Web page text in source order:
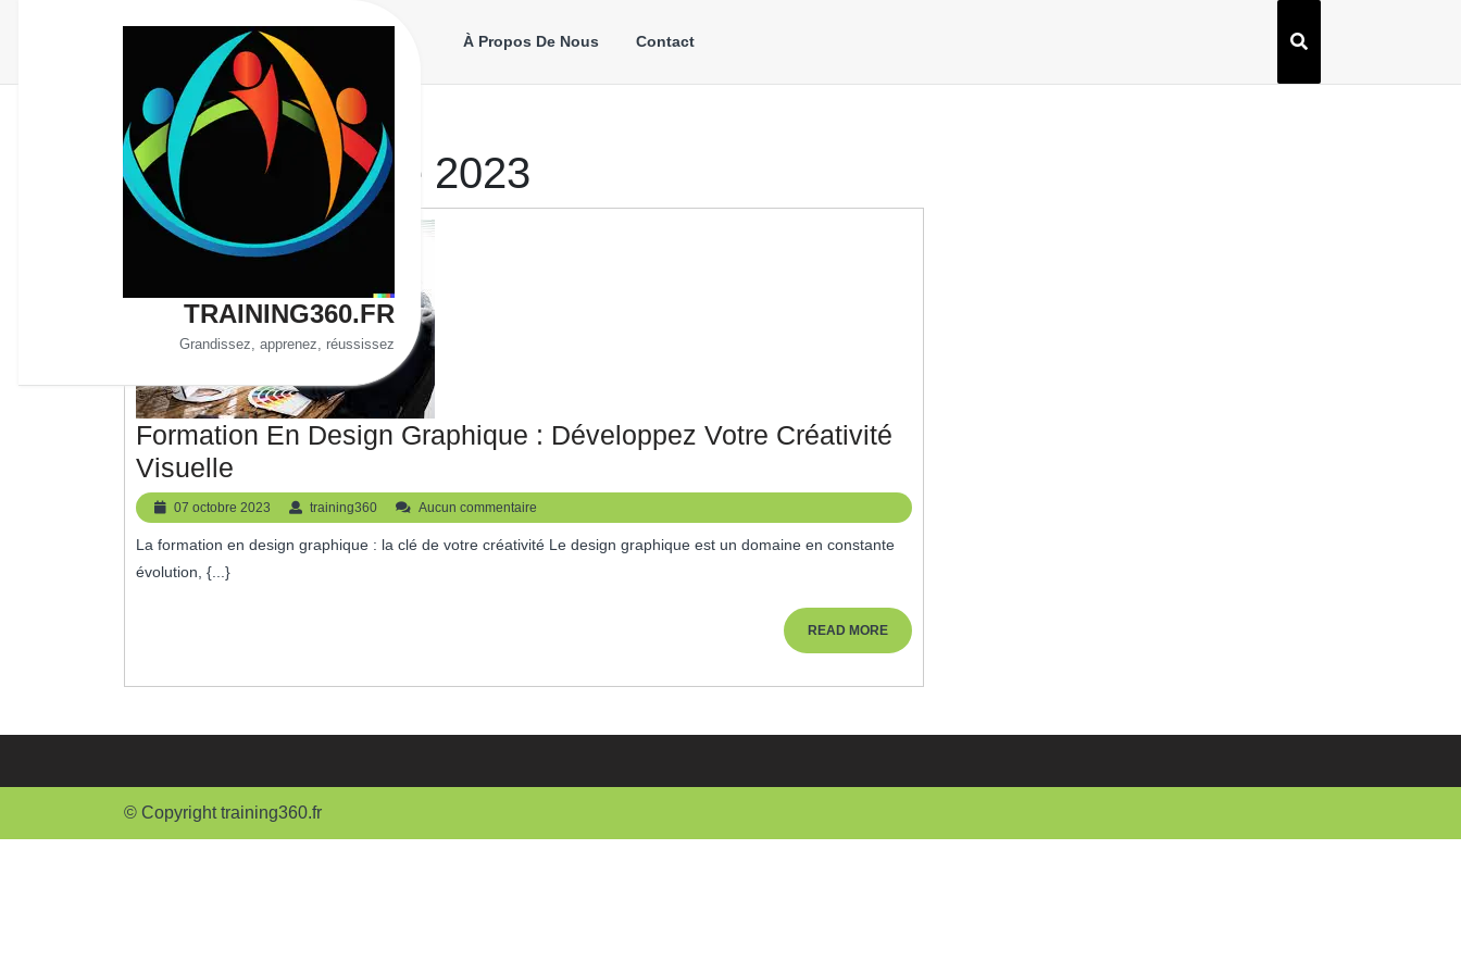
TRAINING360.FR
Grandissez, apprenez, réussissez
À Propos De Nous Contact
Jour : 7 octobre 2023
Formation En Design Graphique : Développez Votre Créativité
Visuelle
En
Design
Créativité
Visuelle
07 octobre 2023
07
octobre
2023
training360 training360
Aucun commentaire
La formation en design graphique : la clé de votre créativité Le design graphique est un domaine en constante
évolution, {...}
READ MOREREAD
MORE
© Copyright training360.fr